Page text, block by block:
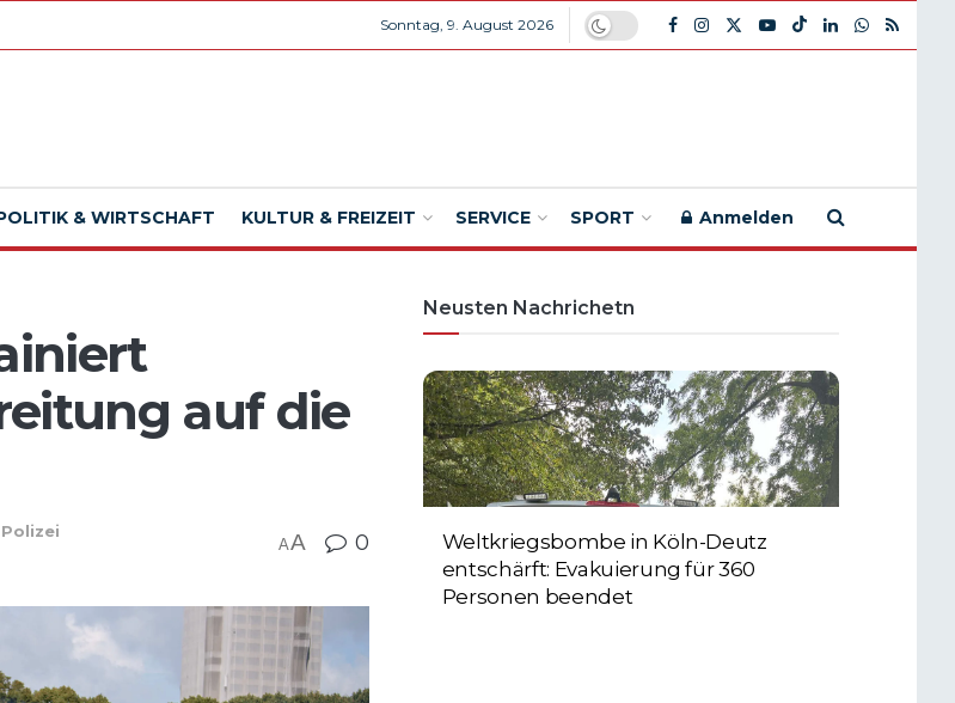
Sonntag, 9. August 2026
& WIRTSCHAFT KULTUR & FREIZEIT SERVICE SPORT Anmelden
auf die
Polizei
AA 0
Neusten Nachrichetn
Weltkriegsbombe in Köln-Deutz
entschärft: Evakuierung für 360
Personen beendet